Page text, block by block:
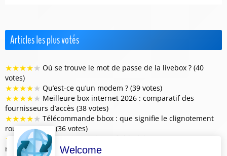
Articles les plus votés
★★★★★ Où se trouve le mot de passe de la livebox ? (40
votes)
★★★★★ Qu’est-ce qu’un modem ? (39 votes)
★★★★★ Meilleure box internet 2026 : comparatif des
fournisseurs d’accès (38 votes)
★★★★★ Télécommande bbox : que signifie le clignotement
rouge et vert ? (36 votes)
★ ★★★★Pourquoi prixtel a arrêté l’adsl pour se consacrer au
mobile ? (35 votes)Welcome